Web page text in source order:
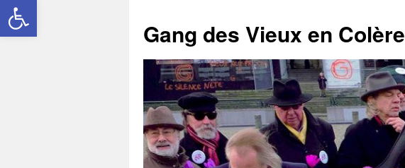
contenu
Gang des Vieux en Colère